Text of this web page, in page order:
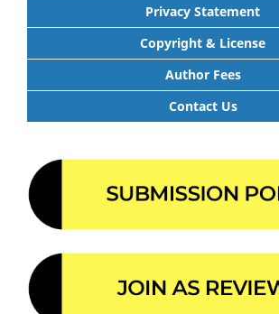
Privacy Statement
Copyright & License
Author Fees
Contact Us